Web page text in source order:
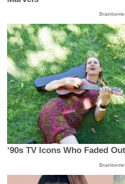
’90s TV Icons Who Faded